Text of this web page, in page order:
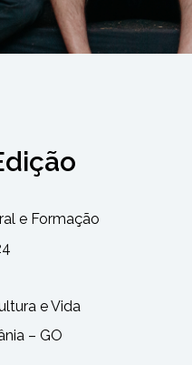
e Formação
e Vida
– GO